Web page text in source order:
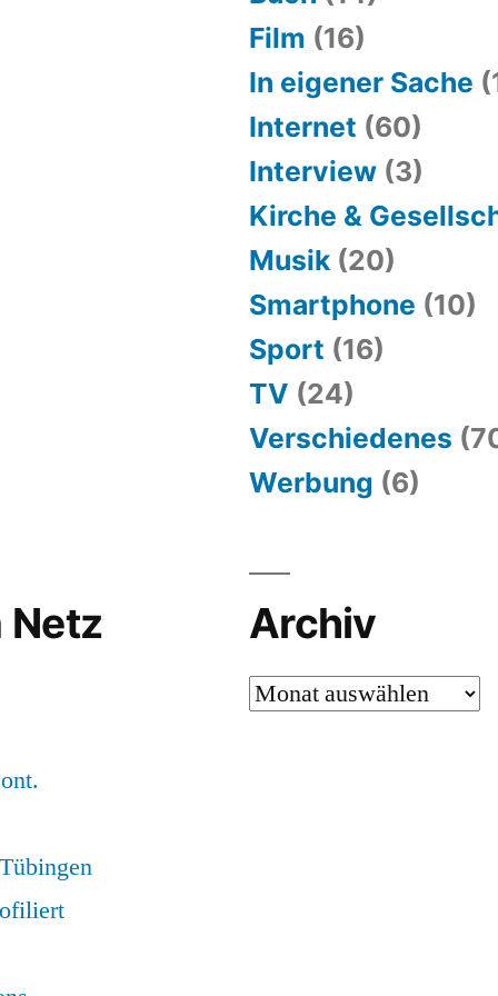
Film (16)
In eigener Sache
Internet (60)
Interview (3)
Kirche &
Musik (20)
Smartphone (10)
Sport (16)
TV (24)
Verschiedenes
Werbung (6)
Netz Archiv
Archiv